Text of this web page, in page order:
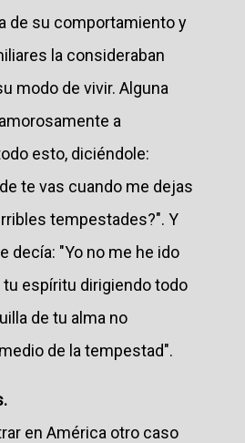
de su comportamiento y
la consideraban
modo de vivir. Alguna
a
esto, diciéndole:
te vas cuando me dejas
tempestades?". Y
decía: "Yo no me he ido
tu espíritu dirigiendo todo
de tu alma no
de la tempestad".
en América otro caso